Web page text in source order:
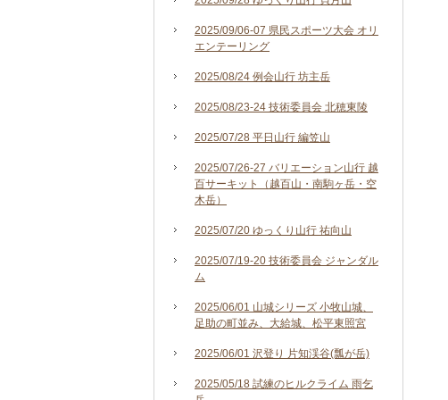
2025/09/06-07 県民スポーツ大会 オリ
エンテーリング
2025/08/24 例会山行 坊主岳
2025/08/23-24 技術委員会 北穂東陵
2025/07/28 平日山行 編笠山
2025/07/26-27 バリエーション山行 越
百サーキット（越百山・南駒ヶ岳・空
木岳）
2025/07/20 ゆっくり山行 祐向山
2025/07/19-20 技術委員会 ジャンダル
ム
2025/06/01 山城シリーズ 小牧山城、
足助の町並み、大給城、松平東照宮
2025/06/01 沢登り 片知渓谷(瓢が岳)
2025/05/18 試練のヒルクライム 雨乞